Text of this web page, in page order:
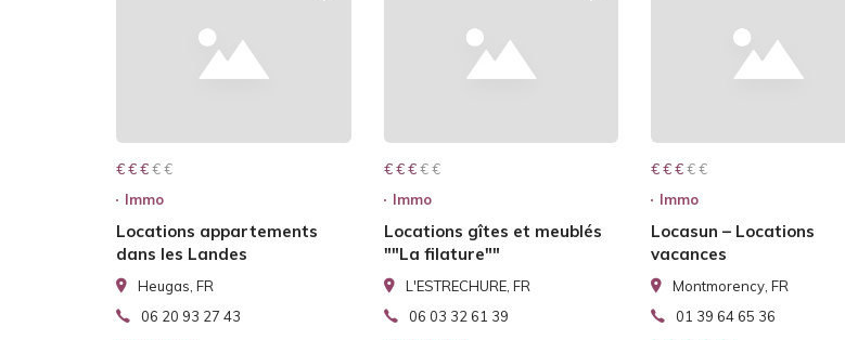
€ € € € €
€ € €
Immo
Locations appartements
dans les Landes
Heugas, FR
06 20 93 27 43
€ € € € €
€ € €
Immo
Locations gîtes et meublés
""La filature""
L'ESTRECHURE, FR
06 03 32 61 39
€ € € € €
€ € €
Immo
Locasun – Locations
vacances
Montmorency, FR
01 39 64 65 36